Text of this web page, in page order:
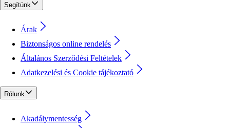
Segítünk
Árak
Biztonságos online rendelés
Általános Szerződési Feltételek
Adatkezelési és Cookie tájékoztató
Rólunk
Akadálymentesség